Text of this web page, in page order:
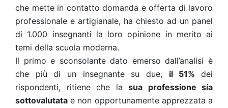
che mette in contatto domanda e offerta di lavoro
professionale e artigianale, ha chiesto ad un panel
di 1.000 insegnanti la loro opinione in merito ai
temi della scuola moderna.
Il primo e sconsolante dato emerso dall’analisi è
che più di un insegnante su due, il 51%dei
rispondenti, ritiene che la sua professione sia
sottovalutata e non opportunamente apprezzata a